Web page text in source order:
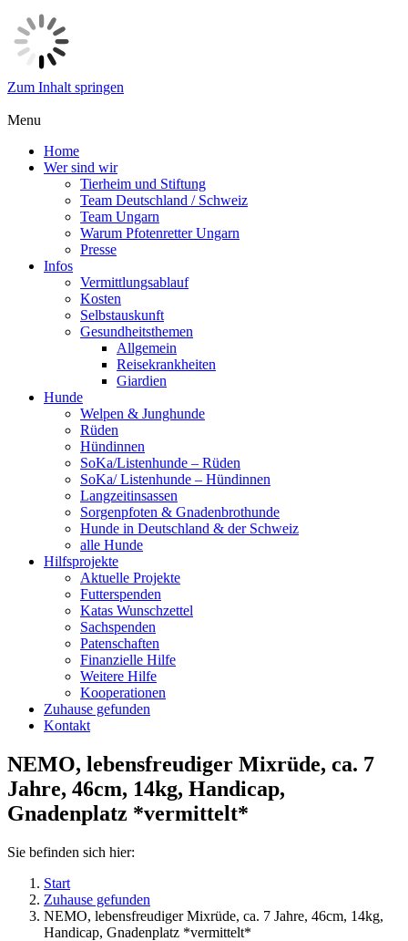
Zum Inhalt springen
Menu
Home
Wer sind wir
Tierheim und Stiftung
Team Deutschland / Schweiz
Team Ungarn
Warum Pfotenretter Ungarn
Presse
Infos
Vermittlungsablauf
Kosten
Selbstauskunft
Gesundheitsthemen
Allgemein
Reisekrankheiten
Giardien
Hunde
Welpen & Junghunde
Rüden
Hündinnen
SoKa/Listenhunde – Rüden
SoKa/ Listenhunde – Hündinnen
Langzeitinsassen
Sorgenpfoten & Gnadenbrothunde
Hunde in Deutschland & der Schweiz
alle Hunde
Hilfsprojekte
Aktuelle Projekte
Futterspenden
Katas Wunschzettel
Sachspenden
Patenschaften
Finanzielle Hilfe
Weitere Hilfe
Kooperationen
Zuhause gefunden
Kontakt
NEMO, lebensfreudiger Mixrüde, ca. 7
Jahre, 46cm, 14kg, Handicap,
Gnadenplatz *vermittelt*
Sie befinden sich hier:
Start
Zuhause gefunden
NEMO, lebensfreudiger Mixrüde, ca. 7 Jahre, 46cm, 14kg,
Handicap, Gnadenplatz *vermittelt*